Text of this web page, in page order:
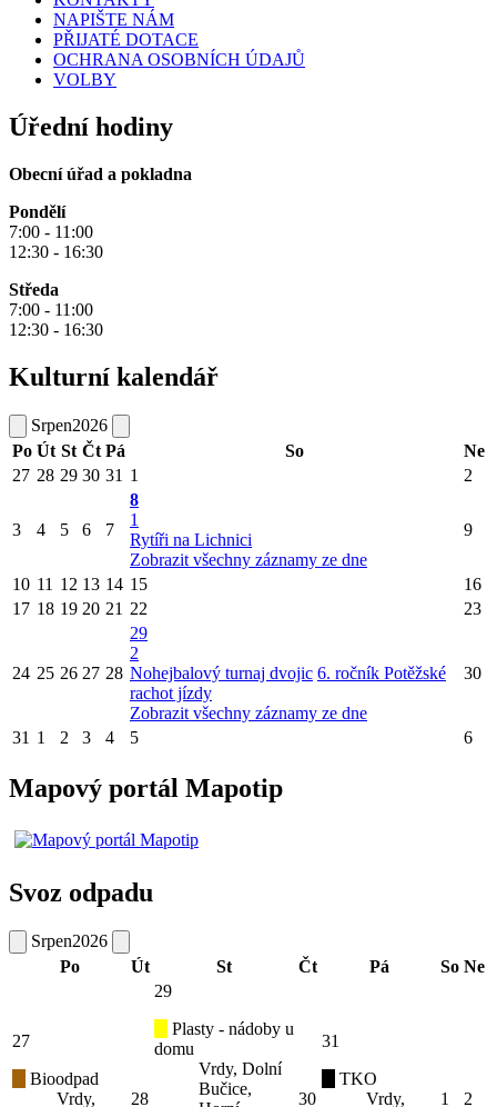
NAPIŠTE NÁM
PŘIJATÉ DOTACE
OCHRANA OSOBNÍCH ÚDAJŮ
VOLBY
Úřední hodiny
Obecní úřad a pokladna
Pondělí
7:00 - 11:00
12:30 - 16:30
Středa
7:00 - 11:00
12:30 - 16:30
Kulturní kalendář
Srpen2026
Po Út St Čt Pá So
Ne
27 28 29 30 31 1 2
3 4 5 6 7
8
1
Rytíři na Lichnici
Zobrazit všechny záznamy ze dne
9
10 11 12 13 14 15
16
17 18 19 20 21 22 23
24 25 26 27 28
29
2
Nohejbalový turnaj dvojic 6. ročník Potěžské
rachot jízdy
Zobrazit všechny záznamy ze dne
30
31 1 2 3 4 5 6
Mapový portál Mapotip
Svoz odpadu
Srpen2026
Po
Út St Čt Pá So Ne
27
Bioodpad
Vrdy,
28
29
Plasty - nádoby u
domu
Vrdy, Dolní
Bučice,
30
31
TKO
Vrdy,
1 2